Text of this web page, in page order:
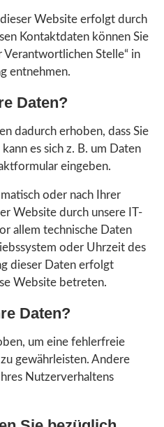
Website erfolgt durch
Kontaktdaten können Sie
Stelle“ in
entnehmen.
Daten?
dadurch erhoben, dass Sie
es sich z. B. um Daten
eingeben.
oder nach Ihrer
Website durch unsere IT-
allem technische Daten
oder Uhrzeit des
dieser Daten erfolgt
Website betreten.
Daten?
um eine fehlerfreie
gewährleisten. Andere
Nutzerverhaltens